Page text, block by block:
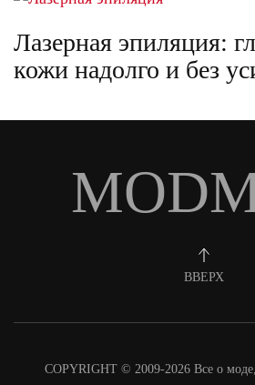
Лазерная эпиляция:
кожи надолго и без
ВВЕРХ
COPYRIGHT © 2009-2026 Все о моде,